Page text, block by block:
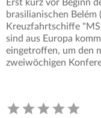
Erst kurz vor Beginn
brasilianischen Belém
Kreuzfahrtschiffe
sind aus Europa
eingetroffen, um den
zweiwöchigen